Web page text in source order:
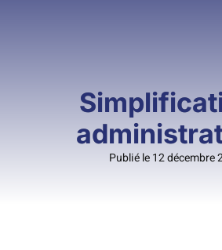
Publié le 12 décembre